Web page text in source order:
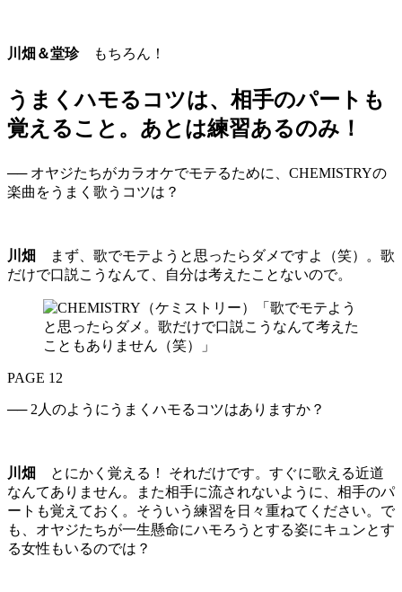
川畑＆堂珍もちろん！
うまくハモるコツは、相手のパートも
覚えること。あとは練習あるのみ！
── オヤジたちがカラオケでモテるために、CHEMISTRYの
楽曲をうまく歌うコツは？
川畑
まず、歌でモテようと思ったらダメですよ（笑）。歌
だけで口説こうなんて、自分は考えたことないので。
PAGE 12
── 2人のようにうまくハモるコツはありますか？
川畑
とにかく覚える！ それだけです。すぐに歌える近道
なんてありません。また相手に流されないように、相手のパ
ートも覚えておく。そういう練習を日々重ねてください。で
も、オヤジたちが一生懸命にハモろうとする姿にキュンとす
る女性もいるのでは？